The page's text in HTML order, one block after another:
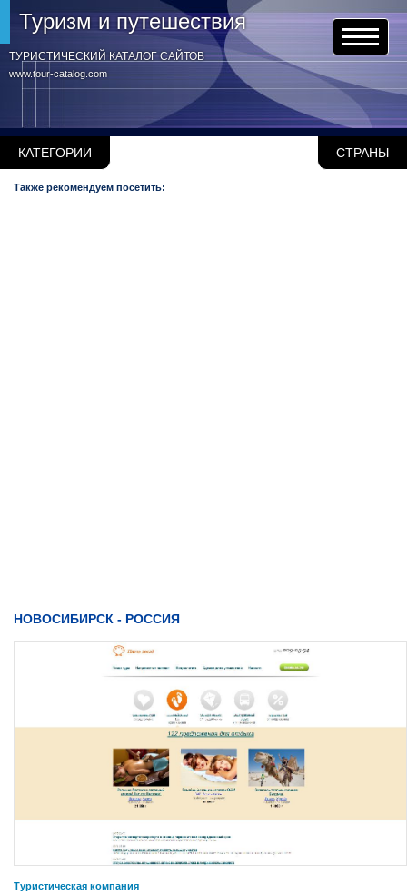
www.tour-catalog.com
Туризм и путешествия
ТУРИСТИЧЕСКИЙ КАТАЛОГ САЙТОВ
КАТЕГОРИИ СТРАНЫ
Также рекомендуем посетить:
НОВОСИБИРСК - РОССИЯ
Туристическая компания